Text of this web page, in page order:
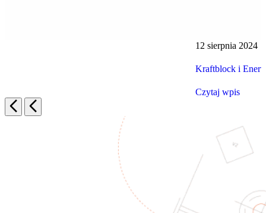
12 sierpnia 2024
Kraftblock i
Czytaj wpis